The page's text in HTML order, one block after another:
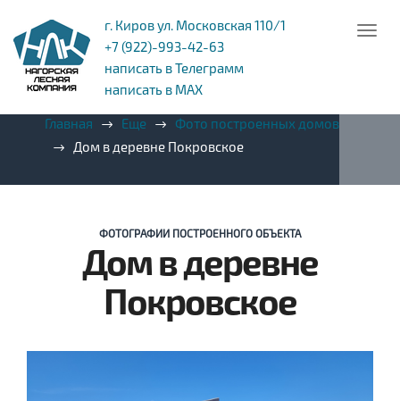
г. Киров ул. Московская 110/1
+7 (922)-993-42-63
написать в Телеграмм
написать в MAX
Главная Еще
Фото построенных домов
Дом в деревне Покровское
ФОТОГРАФИИ ПОСТРОЕННОГО ОБЪЕКТА
Дом в деревне
Покровское